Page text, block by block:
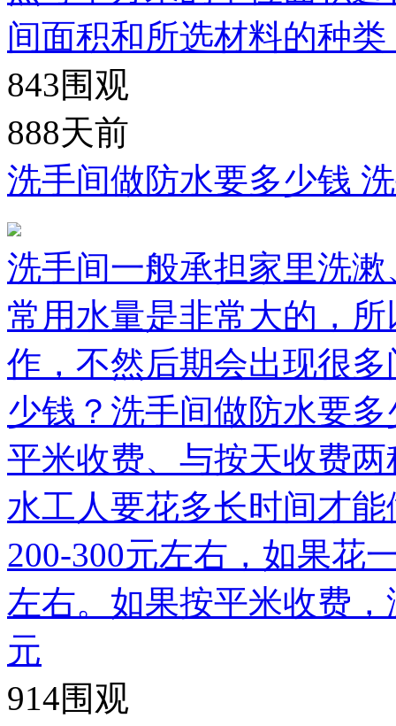
间面积和所选材料的种
843围观
888天前
洗手间做防水要多少钱
洗手间一般承担家里洗
常用水量是非常大的，
作，不然后期会出现很
少钱？洗手间做防水要
平米收费、与按天收费
水工人要花多长时间才
200-300元左右，如果花
左右。如果按平米收费
元
914围观